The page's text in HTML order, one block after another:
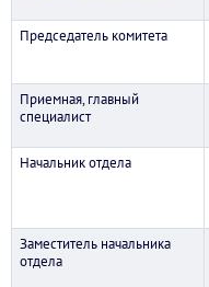
Председатель комитета
Приемная, главный
специалист
Начальник отдела
Заместитель начальника
отдела